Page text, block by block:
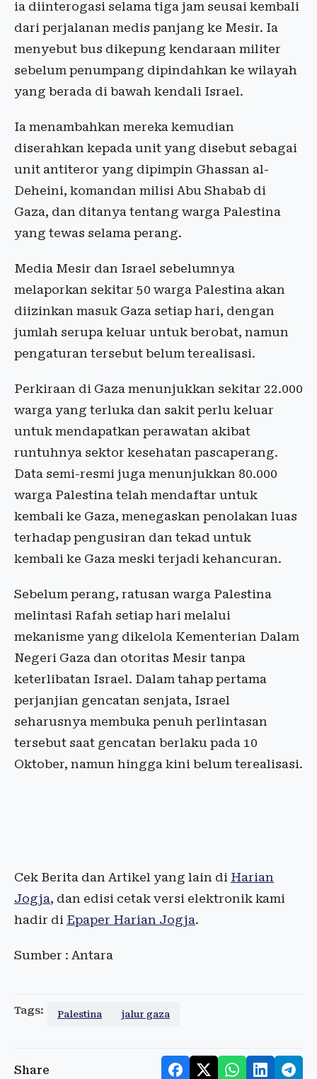
ia diinterogasi selama tiga jam seusai kembali
dari perjalanan medis panjang ke Mesir. Ia
menyebut bus dikepung kendaraan militer
sebelum penumpang dipindahkan ke wilayah
yang berada di bawah kendali Israel.
Ia menambahkan mereka kemudian
diserahkan kepada unit yang disebut sebagai
unit antiteror yang dipimpin Ghassan al-
Deheini, komandan milisi Abu Shabab di
Gaza, dan ditanya tentang warga Palestina
yang tewas selama perang.
Media Mesir dan Israel sebelumnya
melaporkan sekitar 50 warga Palestina akan
diizinkan masuk Gaza setiap hari, dengan
jumlah serupa keluar untuk berobat, namun
pengaturan tersebut belum terealisasi.
Perkiraan di Gaza menunjukkan sekitar 22.000
warga yang terluka dan sakit perlu keluar
untuk mendapatkan perawatan akibat
runtuhnya sektor kesehatan pascaperang.
Data semi-resmi juga menunjukkan 80.000
warga Palestina telah mendaftar untuk
kembali ke Gaza, menegaskan penolakan luas
terhadap pengusiran dan tekad untuk
kembali ke Gaza meski terjadi kehancuran.
Sebelum perang, ratusan warga Palestina
melintasi Rafah setiap hari melalui
mekanisme yang dikelola Kementerian Dalam
Negeri Gaza dan otoritas Mesir tanpa
keterlibatan Israel. Dalam tahap pertama
perjanjian gencatan senjata, Israel
seharusnya membuka penuh perlintasan
tersebut saat gencatan berlaku pada 10
Oktober, namun hingga kini belum terealisasi.
Cek Berita dan Artikel yang lain di Harian
Jogja, dan edisi cetak versi elektronik kami
hadir di Epaper Harian Jogja.
Sumber : Antara
Tags: Palestina jalur gaza
Share